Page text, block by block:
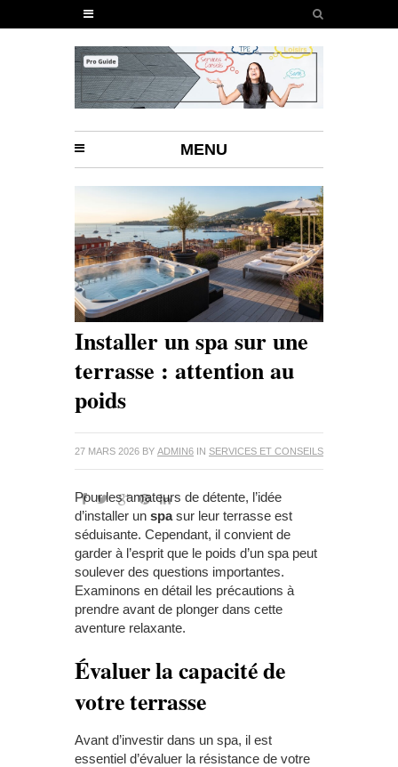
MENU
Installer un spa sur une
terrasse : attention au
poids
27 MARS 2026 BY ADMIN6 IN SERVICES ET CONSEILS
Pour les amateurs de détente, l’idée
d’installer un spasur leur terrasse est
séduisante. Cependant, il convient de
garder à l’esprit que le poids d’un spa peut
soulever des questions importantes.
Examinons en détail les précautions à
prendre avant de plonger dans cette
aventure relaxante.
Évaluer la capacité de
votre terrasse
Avant d’investir dans un spa, il est
essentiel d’évaluer la résistance de votre